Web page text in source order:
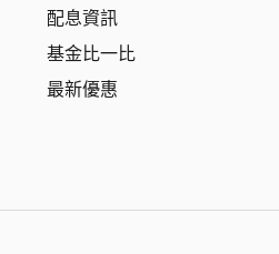
配息資訊
基金比一比
最新優惠